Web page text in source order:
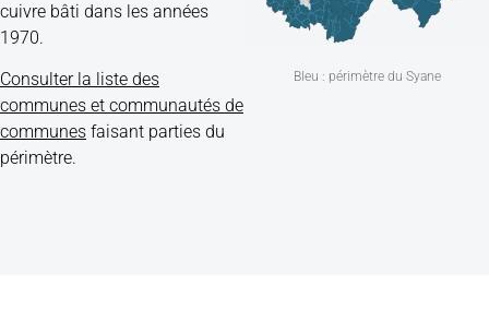
cuivre bâti dans les années
1970.
Consulter la liste des
communes et communautés de
communes faisant parties du
périmètre.
Bleu : périmètre du Syane